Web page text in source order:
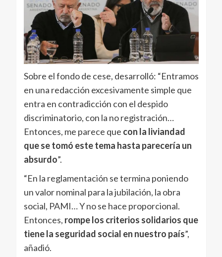
Sobre el fondo de cese, desarrolló: “Entramos
en una redacción excesivamente simple que
entra en contradicción con el despido
discriminatorio, con la no registración…
Entonces, me parece que con la liviandad
que se tomó este tema hasta parecería un
absurdo”.
“En la reglamentación se termina poniendo
un valor nominal para la jubilación, la obra
social, PAMI… Y no se hace proporcional.
Entonces, rompe los criterios solidarios que
tiene la seguridad social en nuestro país”,
añadió.